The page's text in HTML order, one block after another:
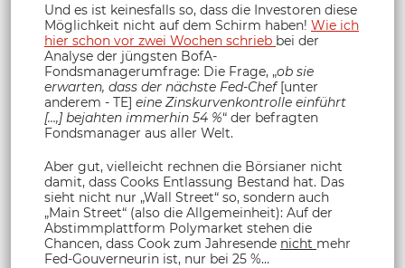
Und es ist keinesfalls so, dass die Investoren diese
Möglichkeit nicht auf dem Schirm haben! Wie ich
hier schon vor zwei Wochen schrieb bei der
Analyse der jüngsten BofA-
Fondsmanagerumfrage: Die Frage, „ob sie
erwarten, dass der nächste Fed-Chef[unter
anderem - TE] eine Zinskurvenkontrolle einführt
[…,] bejahten immerhin 54 %“ der befragten
Fondsmanager aus aller Welt.
Aber gut, vielleicht rechnen die Börsianer nicht
damit, dass Cooks Entlassung Bestand hat. Das
sieht nicht nur „Wall Street“ so, sondern auch
„Main Street“ (also die Allgemeinheit): Auf der
Abstimmplattform Polymarket stehen die
Chancen, dass Cook zum Jahresende nicht mehr
Fed-Gouverneurin ist, nur bei 25 %…